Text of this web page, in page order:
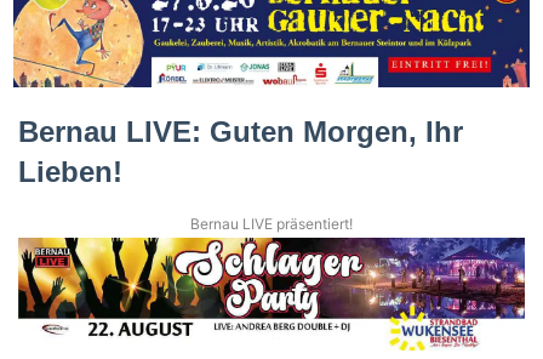
Bernau LIVE: Guten Morgen, Ihr
Lieben!
Bernau LIVE präsentiert!